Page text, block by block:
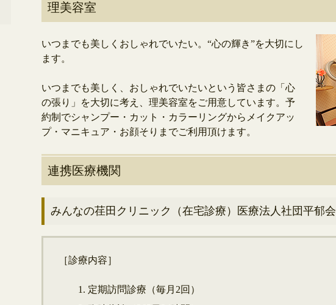
理美容室
いつまでも美しくおしゃれでいたい。“心の輝き”を大切にし
ます。
いつまでも美しく、おしゃれでいたいという皆さまの「心
の張り」を大切に考え、理美容室をご用意しています。予
約制でシャンプー・カット・カラーリングからメイクアッ
プ・マニキュア・お顔そりまでご利用頂けます。
連携医療機関
みんなの荏田クリニック（在宅診療）医療法人社団平郁会
［診療内容］
定期訪問診療（毎月2回）